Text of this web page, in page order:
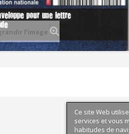
l'image
Ce site Web
services et vous
habitudes de